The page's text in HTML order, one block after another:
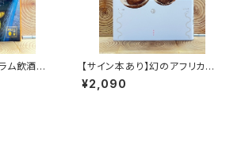
ム飲酒紀
【サイン本あり】幻のアフリカ納
豆を追え！
¥2,090